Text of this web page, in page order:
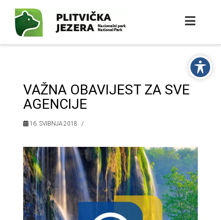
VAŽNA OBAVIJEST ZA SVE
AGENCIJE
16. SVIBNJA 2018.